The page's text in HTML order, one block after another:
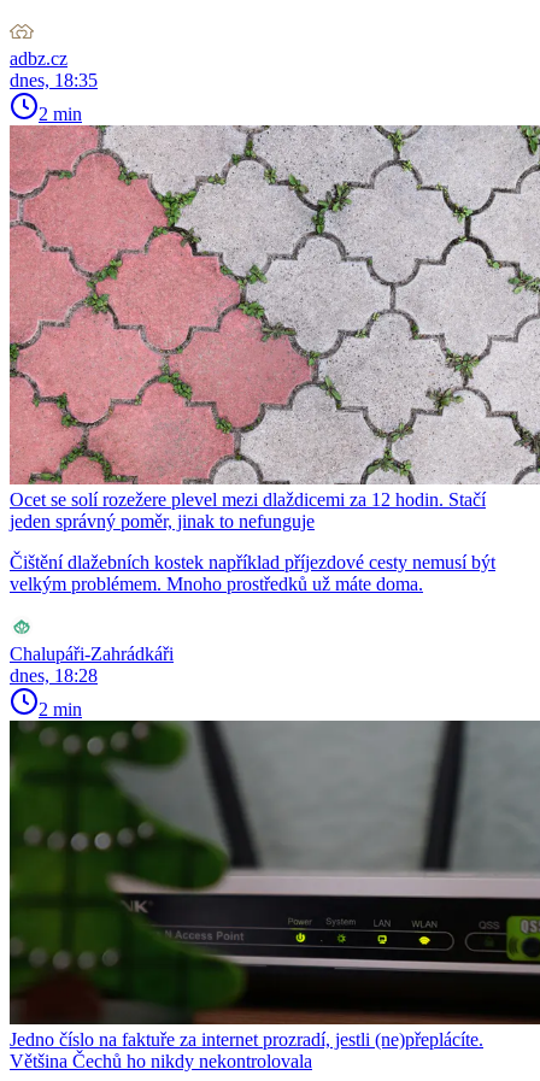
adbz.cz
dnes, 18:35
2 min
Ocet se solí rozežere plevel mezi dlaždicemi za 12 hodin. Stačí
jeden správný poměr, jinak to nefunguje
Čištění dlažebních kostek například příjezdové cesty nemusí být
velkým problémem. Mnoho prostředků už máte doma.
Chalupáři-Zahrádkáři
dnes, 18:28
2 min
Jedno číslo na faktuře za internet prozradí, jestli (ne)přeplácíte.
Většina Čechů ho nikdy nekontrolovala